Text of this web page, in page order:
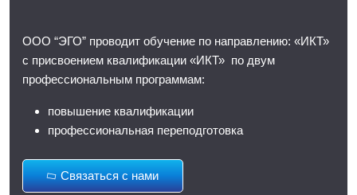
ООО “ЭГО” проводит обучение по направлению: «ИКТ»
с присвоением квалификации «ИКТ» по двум
профессиональным программам:
повышение квалификации
профессиональная переподготовка
Связаться с нами